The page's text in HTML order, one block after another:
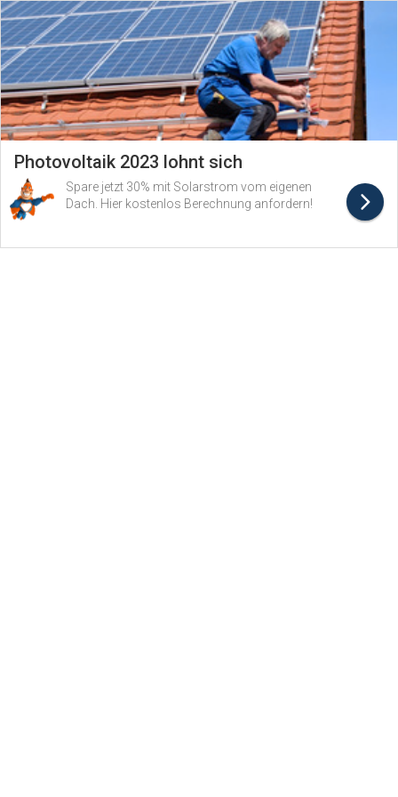
Photovoltaik 2023 lohnt sich
Spare jetzt 30% mit Solarstrom vom eigenen
Dach. Hier kostenlos Berechnung anfordern!